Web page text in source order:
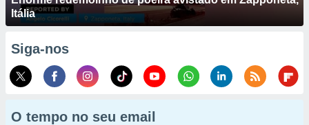
Itália
Siga-nos
O tempo no seu email